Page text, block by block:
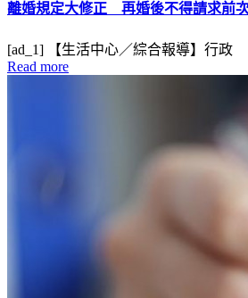
離婚規定大修正 再婚後不得請求前
[ad_1] 【生活中心／綜合報導】行政
Read more